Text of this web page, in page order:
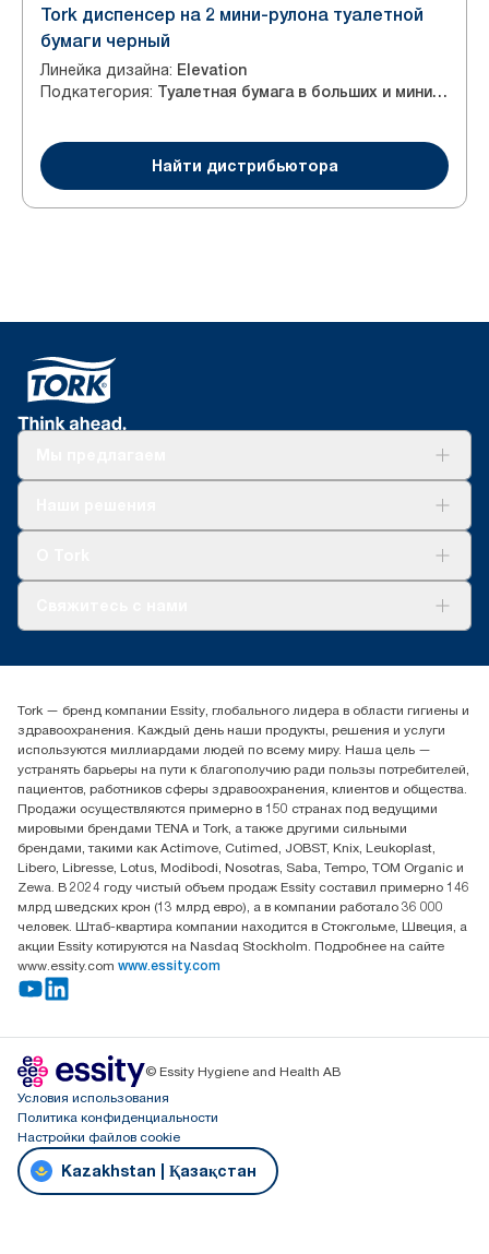
Tork диспенсер на 2 мини-рулона туалетной
бумаги черный
Линейка дизайна: Elevation
Подкатегория: Туалетная бумага в больших и мини-рулонах
Найти дистрибьютора
(+7) 777 779 0095
Контакты на рынках СНГ
ООО «Эссити», Представительство в Казахстане Пр.
Достык, 210, 2 блок, 3 этаж,
офис №32 050051, г.
Алматы, Казахстан
Tork — бренд компании Essity, глобального лидера в области гигиены и
здравоохранения. Каждый день наши продукты, решения и услуги
используются миллиардами людей по всему миру. Наша цель —
устранять барьеры на пути к благополучию ради пользы потребителей,
пациентов, работников сферы здравоохранения, клиентов и общества.
Продажи осуществляются примерно в 150 странах под ведущими
мировыми брендами TENA и Tork, а также другими сильными
брендами, такими как Actimove, Cutimed, JOBST, Knix, Leukoplast,
Libero, Libresse, Lotus, Modibodi, Nosotras, Saba, Tempo, TOM Organic и
Zewa. В 2024 году чистый объем продаж Essity составил примерно 146
млрд шведских крон (13 млрд евро), а в компании работало 36 000
человек. Штаб-квартира компании находится в Стокгольме, Швеция, а
акции Essity котируются на Nasdaq Stockholm. Подробнее на сайте
www.essity.com www.essity.com
© Essity Hygiene and Health AB
Условия использования
Политика конфиденциальности
Настройки файлов cookie
Kazakhstan | Қазақстан